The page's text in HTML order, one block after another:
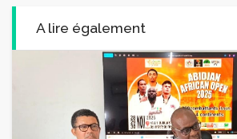
A lire également